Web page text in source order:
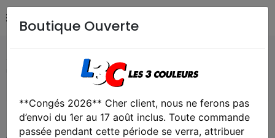
Airsoft / Paintball
Etu leviathan v2 câblage avant bluetooth
Exclusivité web !
Boutique Ouverte
**Congés 2026** Cher client, nous ne ferons pas
d’envoi du 1er au 17 août inclus. Toute commande
passée pendant cette période se verra, attribuer